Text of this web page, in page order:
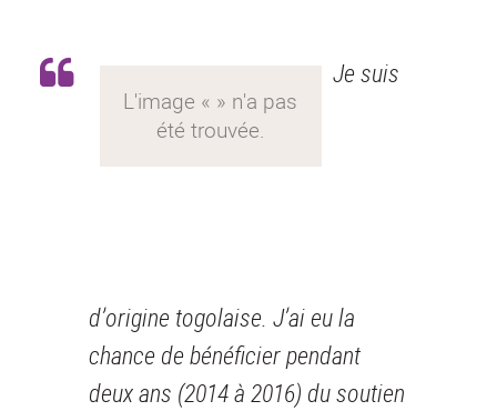
Je suis
d’origine togolaise. J’ai eu la
chance de bénéficier pendant
deux ans (2014 à 2016) du soutien